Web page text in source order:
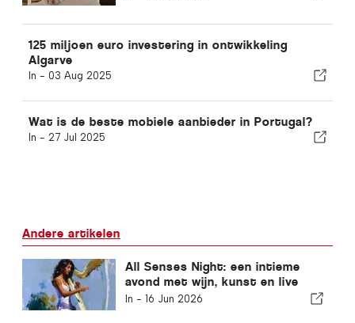
125 miljoen euro investering in ontwikkeling
Algarve
In - 03 Aug 2025
Wat is de beste mobiele aanbieder in Portugal?
In - 27 Jul 2025
Andere artikelen
All Senses Night: een intieme
avond met wijn, kunst en live
harp
In - 16 Jun 2026